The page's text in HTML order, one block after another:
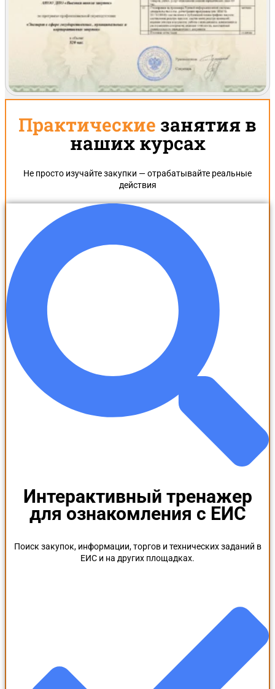
Практические занятия в
наших курсах
Не просто изучайте закупки — отрабатывайте реальные
действия
Интерактивный тренажер
для ознакомления с ЕИС
Поиск закупок, информации, торгов и технических заданий в
ЕИС и на других площадках.